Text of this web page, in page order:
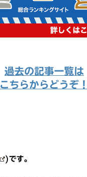
過去の記事一覧は
こちらからどうぞ！
)です。